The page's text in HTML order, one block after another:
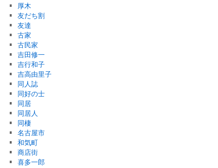
厚木
友だち割
友達
古家
古民家
吉田修一
吉行和子
吉高由里子
同人誌
同好の士
同居
同居人
同棲
名古屋市
和気町
商店街
喜多一郎